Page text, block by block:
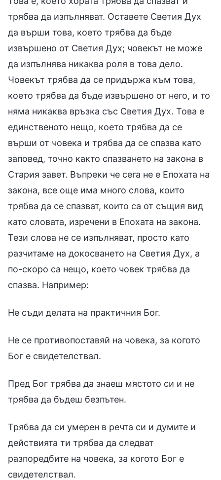
трябва да изпълняват. Оставете Светия Дух
да върши това, което трябва да бъде
извършено от Светия Дух; човекът не може
да изпълнява никаква роля в това дело.
Човекът трябва да се придържа към това,
което трябва да бъде извършено от него, и то
няма никаква връзка със Светия Дух. Това е
единственото нещо, което трябва да се
върши от човека и трябва да се спазва като
заповед, точно както спазването на закона в
Стария завет. Въпреки че сега не е Епохата на
закона, все още има много слова, които
трябва да се спазват, които са от същия вид
като словата, изречени в Епохата на закона.
Тези слова не се изпълняват, просто като
разчитаме на докосването на Светия Дух, а
по-скоро са нещо, което човек трябва да
спазва. Например:
Не съди делата на практичния Бог.
Не се противопоставяй на човека, за когото
Бог е свидетелствал.
Пред Бог трябва да знаеш мястото си и не
трябва да бъдеш безпътен.
Трябва да си умерен в речта си и думите и
действията ти трябва да следват
разпоредбите на човека, за когото Бог е
свидетелствал.